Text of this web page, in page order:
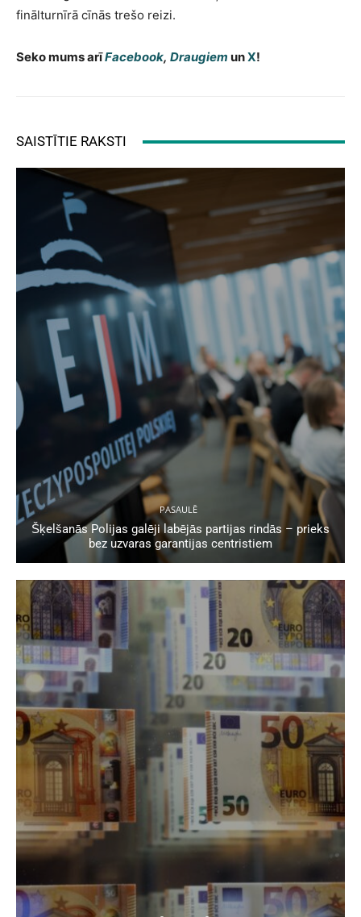
finālturnīrā cīnās trešo reizi.
Seko mums arīFacebook, Draugiem unX!
SAISTĪTIE RAKSTI
PASAULĒ
Šķelšanās Polijas galēji labējās partijas rindās – prieks
bez uzvaras garantijas centristiem